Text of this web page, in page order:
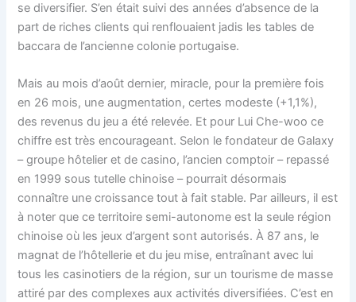
se diversifier. S’en était suivi des années d’absence de la
part de riches clients qui renflouaient jadis les tables de
baccara de l’ancienne colonie portugaise.
Mais au mois d’août dernier, miracle, pour la première fois
en 26 mois, une augmentation, certes modeste (+1,1%),
des revenus du jeu a été relevée. Et pour Lui Che-woo ce
chiffre est très encourageant. Selon le fondateur de Galaxy
– groupe hôtelier et de casino, l’ancien comptoir – repassé
en 1999 sous tutelle chinoise – pourrait désormais
connaître une croissance tout à fait stable. Par ailleurs, il est
à noter que ce territoire semi-autonome est la seule région
chinoise où les jeux d’argent sont autorisés. À 87 ans, le
magnat de l’hôtellerie et du jeu mise, entraînant avec lui
tous les casinotiers de la région, sur un tourisme de masse
attiré par des complexes aux activités diversifiées. C’est en